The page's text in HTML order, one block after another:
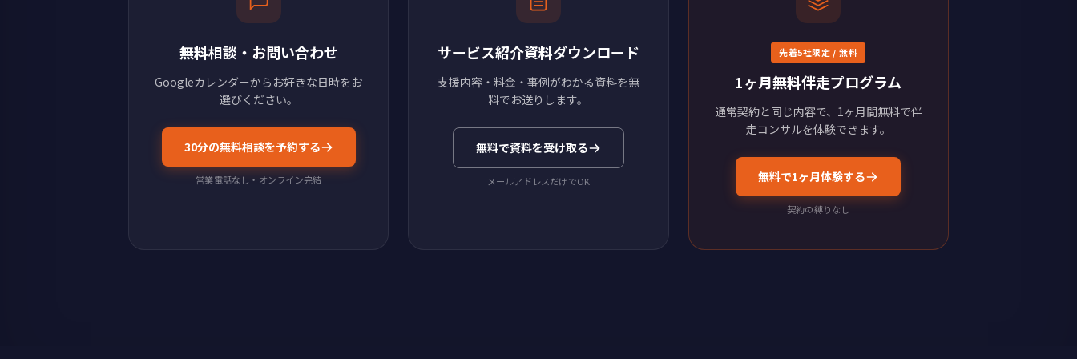
無料相談・お問い合わせ
Googleカレンダーからお好きな日時をお
選びください。
30分の無料相談を予約する
営業電話なし・オンライン完結
サービス紹介資料ダウンロード
支援内容・料金・事例がわかる資料を無
料でお送りします。
無料で資料を受け取る
メールアドレスだけでOK
先着5社限定 / 無料
1ヶ月無料伴走プログラム
通常契約と同じ内容で、1ヶ月間無料で伴
走コンサルを体験できます。
無料で1ヶ月体験する
契約の縛りなし